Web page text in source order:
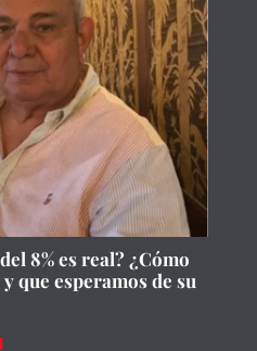
8% es real? ¿Cómo
que esperamos de su